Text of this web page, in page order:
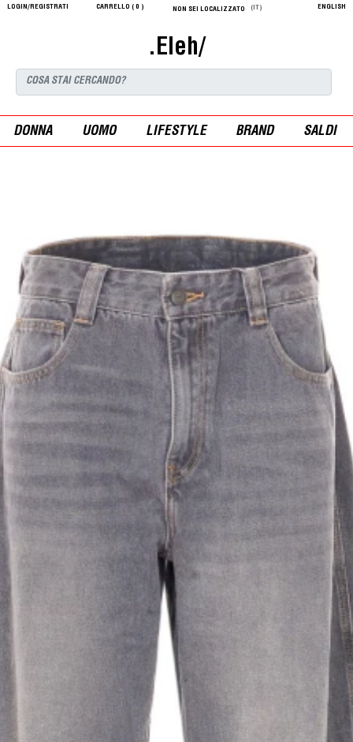
LOGIN/REGISTRATI CARRELLO ( 0 ) NON SEI LOCALIZZATO (IT) ENGLISH
.Eleh/
DONNA UOMO LIFESTYLE BRAND SALDI